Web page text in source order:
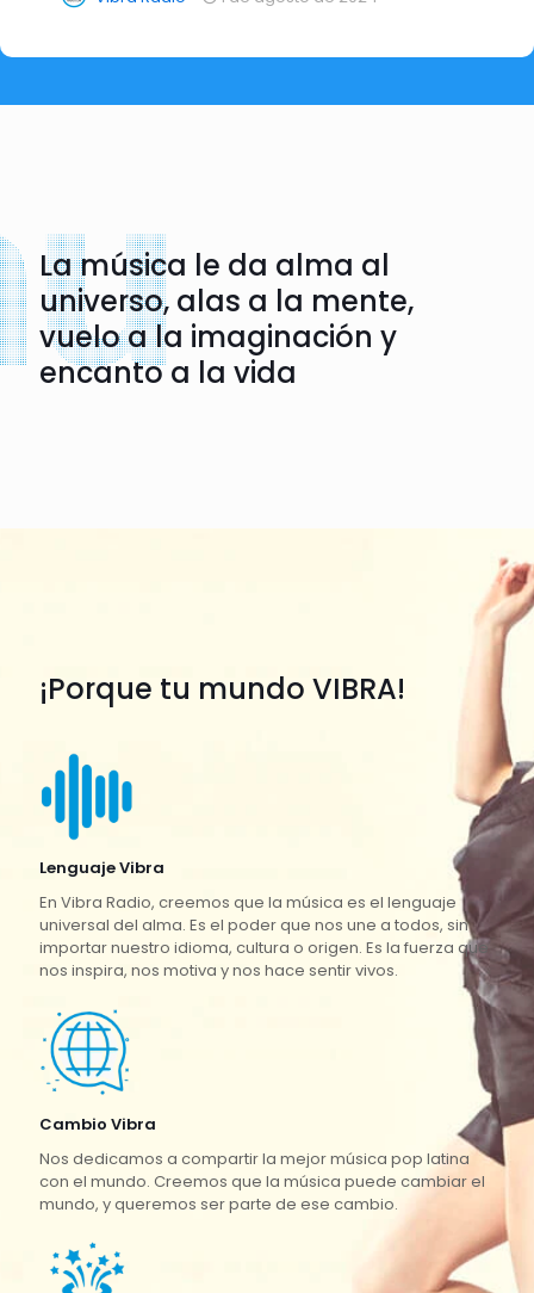
La música le da alma al
universo, alas a la mente,
vuelo a la imaginación y
encanto a la vida
¡Porque tu mundo VIBRA!
Lenguaje Vibra
En Vibra Radio, creemos que la música es el lenguaje
universal del alma. Es el poder que nos une a todos, sin
importar nuestro idioma, cultura o origen. Es la fuerza que
nos inspira, nos motiva y nos hace sentir vivos.
Cambio Vibra
Nos dedicamos a compartir la mejor música pop latina
con el mundo. Creemos que la música puede cambiar el
mundo, y queremos ser parte de ese cambio.